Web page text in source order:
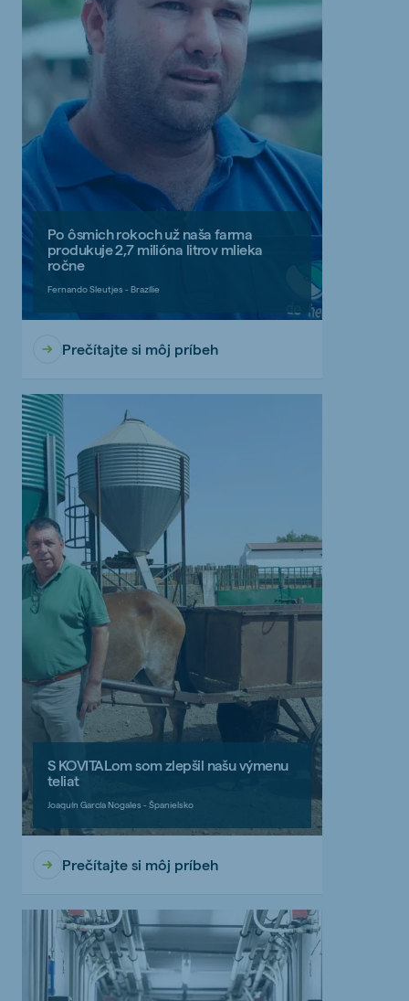
Po ôsmich rokoch už naša farma
produkuje 2,7 milióna litrov mlieka
ročne
Fernando Sleutjes - Brazílie
Prečítajte si môj príbeh
S KOVITALom som zlepšil našu výmenu
teliat
Joaquín García Nogales - Španielsko
Prečítajte si môj príbeh